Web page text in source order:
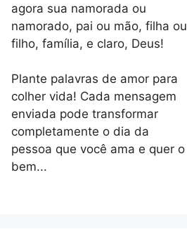
agora sua namorada ou
namorado, pai ou mão, filha ou
filho, família, e claro, Deus!
Plante palavras de amor para
colher vida! Cada mensagem
enviada pode transformar
completamente o dia da
pessoa que você ama e quer o
bem...